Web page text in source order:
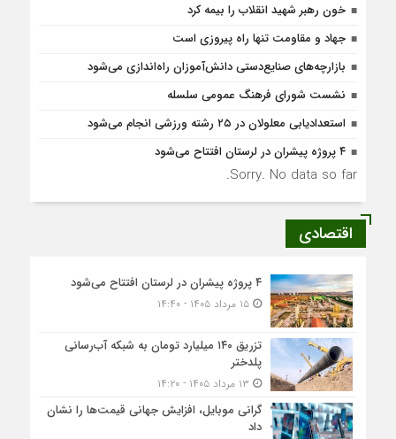
خون رهبر شهید انقلاب را بیمه کرد
جهاد و مقاومت تنها راه پیروزی است
بازارچه‌های صنایع‌دستی دانش‌آموزان راه‌اندازی می‌شود
نشست شورای فرهنگ عمومی سلسله
استعدادیابی معلولان در ۲۵ رشته ورزشی انجام می‌شود
۴ پروژه پیشران در لرستان افتتاح می‌شود
Sorry. No data so far.
اقتصادی
۴ پروژه پیشران در لرستان افتتاح می‌شود
۱۵ مرداد ۱۴۰۵ - ۱۴:۴۰
تزریق ۱۴۰ میلیارد تومان به شبکه آب‌رسانی
پلدختر
گرانی موبایل، افزایش جهانی قیمت‌ها را نشان
داد